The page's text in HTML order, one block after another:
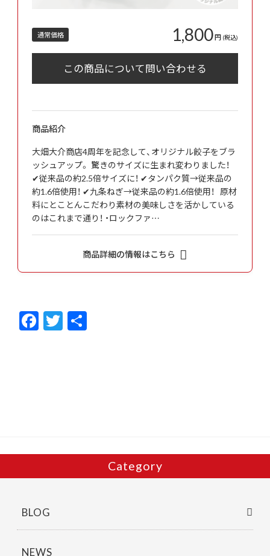
通常価格 1,800円 (税込)
商品紹介
大畑大介商店4周年を記念して、オリジナル餃子をブラ
ッシュアップ。 驚きのサイズに生まれ変わりました！
✔従来品の約2.5倍サイズに！ ✔タンパク質→従来品の
約1.6倍使用！ ✔九条ねぎ→従来品の約1.6倍使用！ 原材
料にとことんこだわり素材の美味しさを活かしている
のはこれまで通り！ ・ロックファ…
商品詳細の情報はこちら
F
ac
T
w
Category
BLOG
NEWS